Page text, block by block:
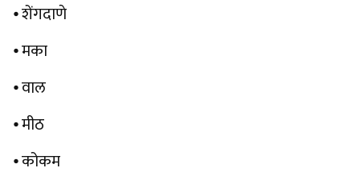
⦁ शेंगदाणे
⦁ मका
⦁ वाल
⦁ मीठ
⦁ कोकम